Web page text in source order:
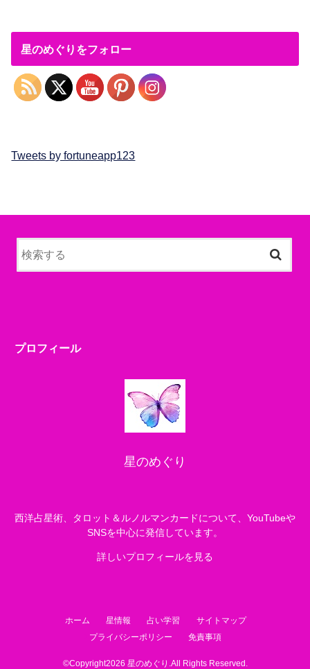
星のめぐりをフォロー
Tweets by fortuneapp123
プロフィール
星のめぐり
西洋占星術、タロット＆ルノルマンカードについて、YouTubeや
SNSを中心に発信しています。
詳しいプロフィールを見る
ホーム 星情報 占い学習
サイトマップ
プライバシーポリシー
免責事項
©Copyright2026 星のめぐり .All Rights Reserved.